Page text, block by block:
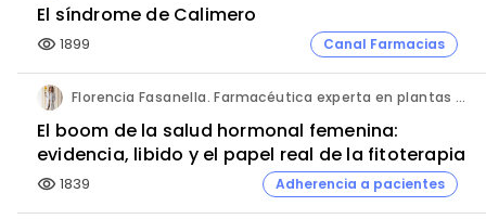
El síndrome de Calimero
visibility 1899 Canal Farmacias
Florencia Fasanella. Farmacéutica experta en plantas medicinales.
El boom de la salud hormonal femenina:
evidencia, libido y el papel real de la fitoterapia
visibility 1839 Adherencia a pacientes